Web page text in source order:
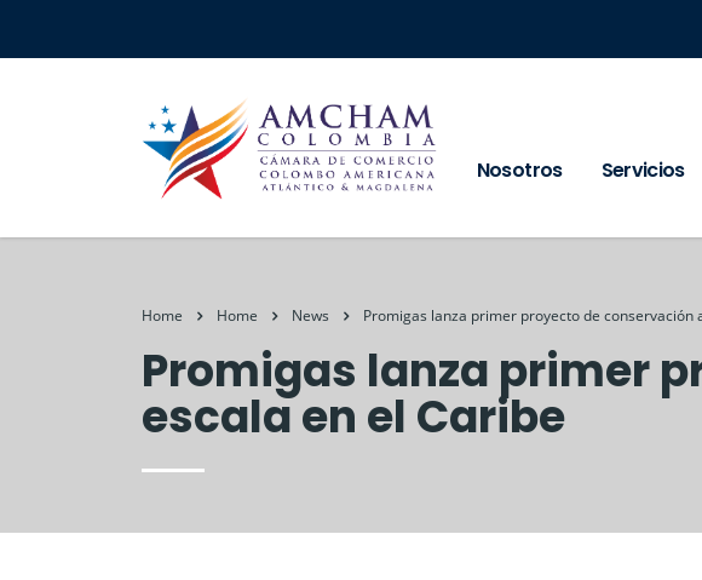
Nosotros Servicios
Home Home News Promigas lanza primer proyecto de conservación
Promigas lanza primer
escala en el Caribe